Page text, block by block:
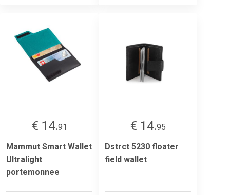
€ 14.91
Mammut Smart Wallet
Ultralight
portemonnee
€ 14.95
Dstrct 5230 floater
field wallet